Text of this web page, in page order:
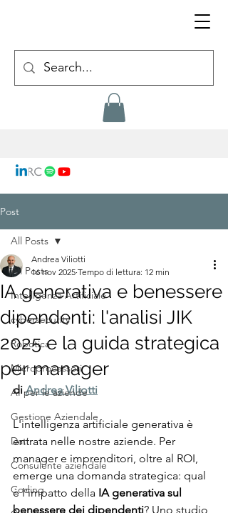
Post
All Posts
Intelligenza Artificiale
cybersecurity
Robotica
Microprocessori
AI per le aziende
Gestione Aziendale
Dati
Consulente aziendale
Coding
All Posts
IA generativa e benessere
dipendenti: l'analisi JIK
2025 e la guida strategica
per manager
Andrea Viliotti
16 nov 2025 Tempo di lettura: 12 min
di Andrea Viliotti
L'intelligenza artificiale generativa è
entrata nelle nostre aziende. Per
manager e imprenditori, oltre al ROI,
emerge una domanda strategica: qual
è l'impatto della IA generativa sul
benessere dei dipendenti? Uno studio